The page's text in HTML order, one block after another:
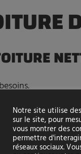
Notre site utilise
sur le site, pour
vous montrer des
permettre
réseaux sociaux.